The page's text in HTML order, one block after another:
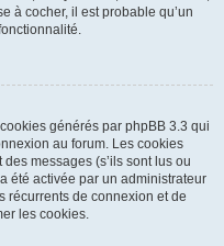
à cocher, il est probable qu’un
générés par phpBB 3.3 qui
au forum. Les cookies
messages (s’ils sont lus ou
été activée par un administrateur
récurrents de connexion et de
les cookies.